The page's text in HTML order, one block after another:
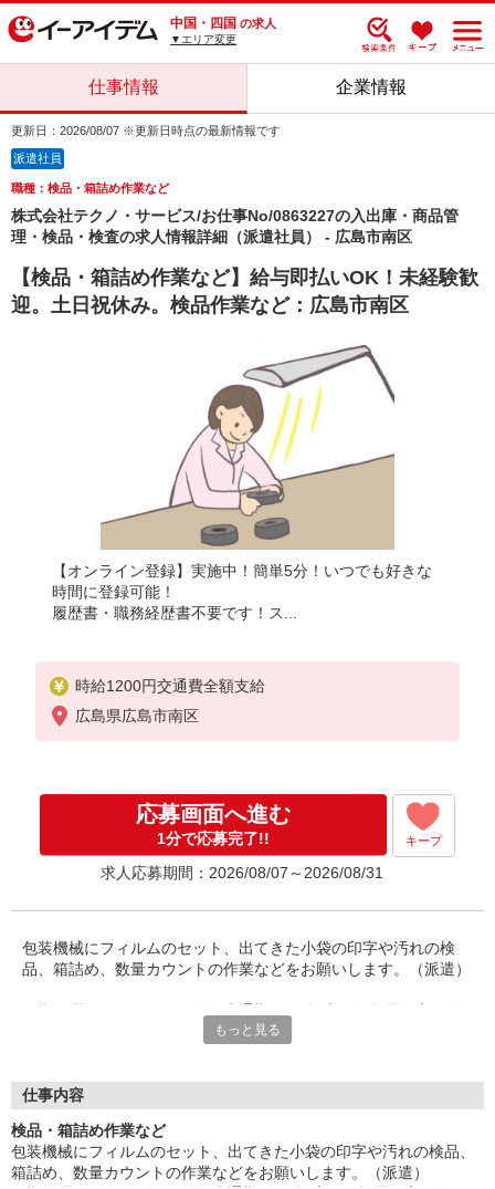
中国・四国 の求人
▼エリア変更
仕事情報 企業情報
更新日：2026/08/07 ※更新日時点の最新情報です
派遣社員
職種：検品・箱詰め作業など
株式会社テクノ・サービス/お仕事No/0863227の入出庫・商品管
理・検品・検査の求人情報詳細（派遣社員） - 広島市南区
【検品・箱詰め作業など】給与即払いOK！未経験歓
迎。土日祝休み。検品作業など：広島市南区
【オンライン登録】実施中！簡単5分！いつでも好きな
時間に登録可能！
履歴書・職務経歴書不要です！ス...
時給1200円交通費全額支給
広島県広島市南区
応募画面へ進む
1分で応募完了!! キープ
求人応募期間：2026/08/07～2026/08/31
包装機械にフィルムのセット、出てきた小袋の印字や汚れの検
品、箱詰め、数量カウントの作業などをお願いします。（派遣）
躍しています。駅近なのでアクセス抜群。
給与即払いサービスは就業状況によって利用できないケースがご
『テクノ・サービス』は、派遣業界大手スタッフサービスグルー
プです。
もっと見る
仕事内容
検品・箱詰め作業など
包装機械にフィルムのセット、出てきた小袋の印字や汚れの検品、
箱詰め、数量カウントの作業などをお願いします。（派遣）